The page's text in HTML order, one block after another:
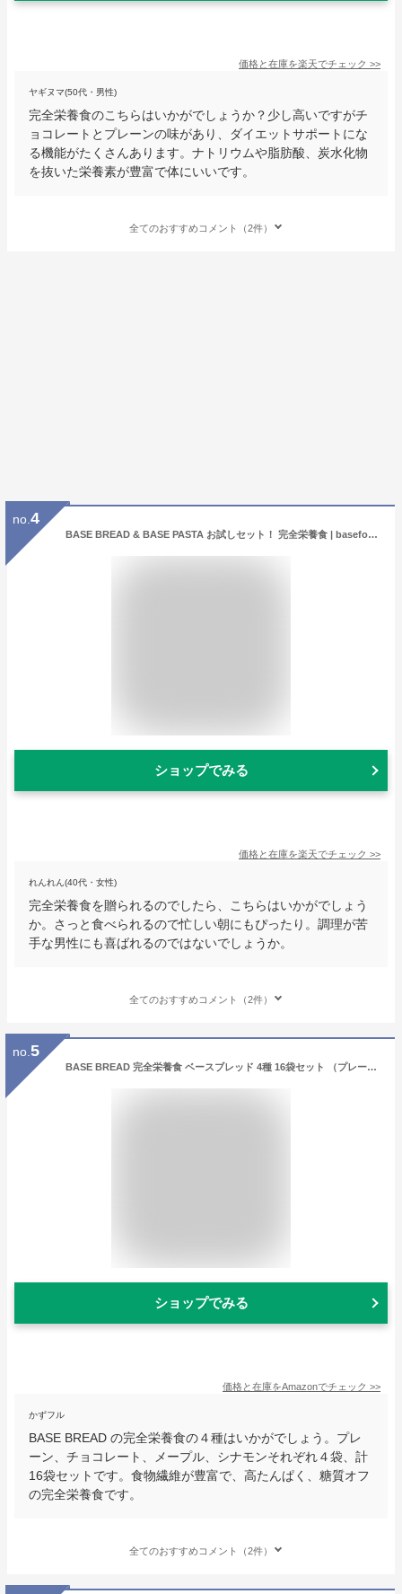
価格と在庫を楽天でチェック >>
ヤギヌマ(50代・男性)
完全栄養食のこちらはいかがでしょうか？少し高いですがチ
ョコレートとプレーンの味があり、ダイエットサポートにな
る機能がたくさんあります。ナトリウムや脂肪酸、炭水化物
を抜いた栄養素が豊富で体にいいです。
全てのおすすめコメント（2件）
no. 4
BASE BREAD & BASE PASTA お試しセット！ 完全栄養食 | basefood 栄養食 ダイエット 置き換え 食品 満腹感 糖質制限 糖質オフ 低糖質 パン 食物繊維 全粒粉 雑穀 生パスタ 雑穀 送料無料 間食 糖質 おやつ ベースフード
ショップでみる
価格と在庫を楽天でチェック >>
れんれん(40代・女性)
完全栄養食を贈られるのでしたら、こちらはいかがでしょう
か。さっと食べられるので忙しい朝にもぴったり。調理が苦
手な男性にも喜ばれるのではないでしょうか。
全てのおすすめコメント（2件）
no. 5
BASE BREAD 完全栄養食 ベースブレッド 4種 16袋セット （プレーン4袋・チョコレート4袋・メープル4袋・シナモン4袋）完全食 食物繊維 糖質オフ 高たんぱく質
ショップでみる
価格と在庫をAmazonでチェック >>
かずフル
BASE BREAD の完全栄養食の４種はいかがでしょう。プレ
ーン、チョコレート、メープル、シナモンそれぞれ４袋、計
16袋セットです。食物繊維が豊富で、高たんぱく、糖質オフ
の完全栄養食です。
全てのおすすめコメント（2件）